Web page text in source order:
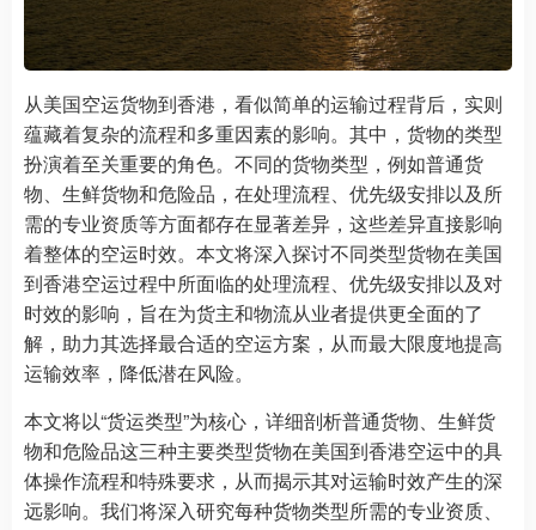
从美国空运货物到香港，看似简单的运输过程背后，实则
蕴藏着复杂的流程和多重因素的影响。其中，货物的类型
扮演着至关重要的角色。不同的货物类型，例如普通货
物、生鲜货物和危险品，在处理流程、优先级安排以及所
需的专业资质等方面都存在显著差异，这些差异直接影响
着整体的空运时效。本文将深入探讨不同类型货物在美国
到香港空运过程中所面临的处理流程、优先级安排以及对
时效的影响，旨在为货主和物流从业者提供更全面的了
解，助力其选择最合适的空运方案，从而最大限度地提高
运输效率，降低潜在风险。
本文将以“货运类型”为核心，详细剖析普通货物、生鲜货
物和危险品这三种主要类型货物在美国到香港空运中的具
体操作流程和特殊要求，从而揭示其对运输时效产生的深
远影响。我们将深入研究每种货物类型所需的专业资质、